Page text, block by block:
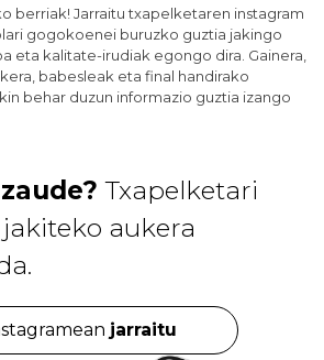
berriak! Jarraitu txapelketaren instagram
gogokoenei buruzko guztia jakingo
eta kalitate-irudiak egongo dira. Gainera,
babesleak eta final handirako
behar duzun informazio guztia izango
Txapelketari
aukera
jarraitu